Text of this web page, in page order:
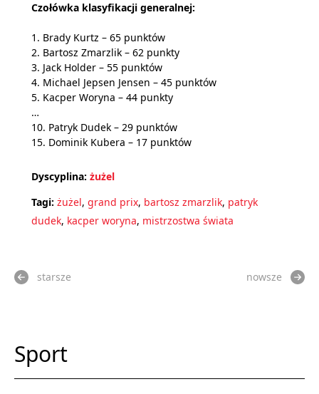
Czołówka klasyfikacji generalnej:
1. Brady Kurtz – 65 punktów
2. Bartosz Zmarzlik – 62 punkty
3. Jack Holder – 55 punktów
4. Michael Jepsen Jensen – 45 punktów
5. Kacper Woryna – 44 punkty
…
10. Patryk Dudek – 29 punktów
15. Dominik Kubera – 17 punktów
Dyscyplina: żużel
Tagi: żużel, grand prix, bartosz zmarzlik, patryk
dudek, kacper woryna, mistrzostwa świata
starsze nowsze
Sport